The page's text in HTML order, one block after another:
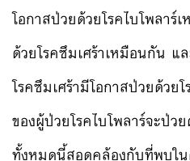
โอกาสป่วยด้วยโรคไบโพลา
ด้วยโรคซึมเศร้าเหมือนกัน
โรคซึมเศร้ามีโอกาสป่วยด้วย
ของผู้ป่วยโรคไบโพลาร์จะป่ว
ทั้งหมดนี้สอดคล้องกับที่พบใ